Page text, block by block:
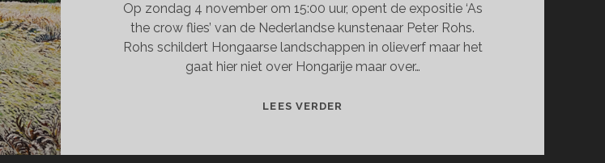
Op zondag 4 november om 15:00 uur, opent de expositie ‘As
the crow flies’ van de Nederlandse kunstenaar Peter Rohs.
Rohs schildert Hongaarse landschappen in olieverf maar het
gaat hier niet over Hongarije maar over…
LEES VERDER